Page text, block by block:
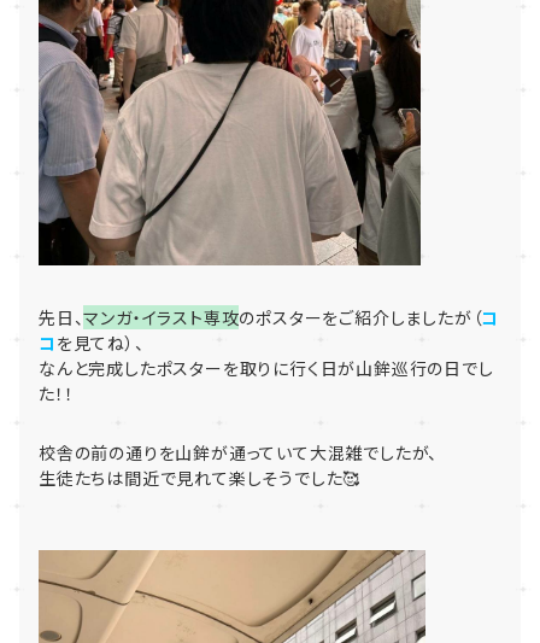
先日、マンガ・イラスト専攻のポスターをご紹介しましたが（コ
コ を見てね）、
なんと完成したポスターを取りに行く日が山鉾巡行の日でし
た！！
校舎の前の通りを山鉾が通っていて大混雑でしたが、
生徒たちは間近で見れて楽しそうでした🥰